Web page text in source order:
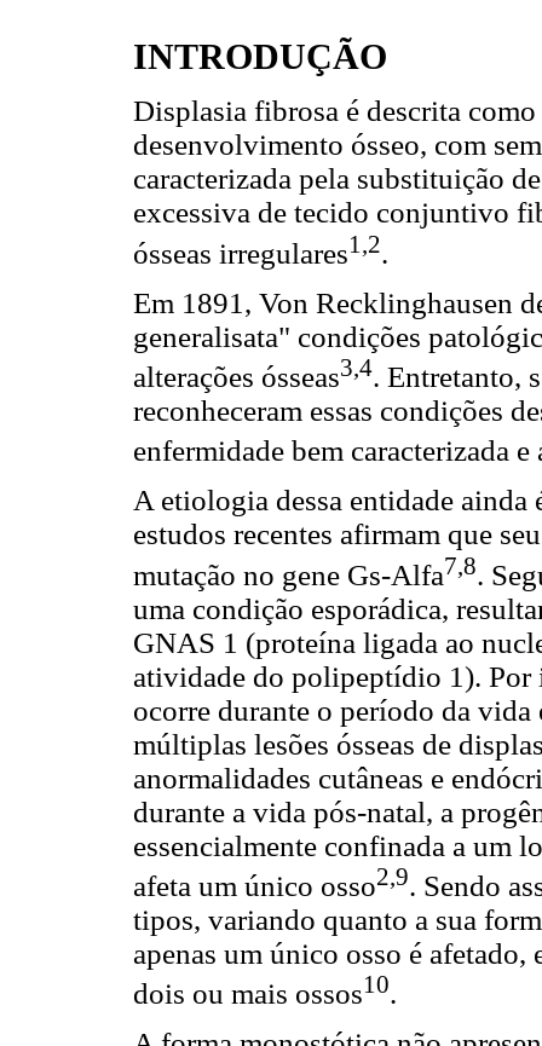
INTRODUÇÃO
Displasia fibrosa é descrita
desenvolvimento ósseo, com
caracterizada pela substituição
excessiva de tecido conjuntivo
ósseas irregulares1,2.
Em 1891, Von Recklinghausen
generalisata" condições
alterações ósseas3,4. Entretanto,
reconheceram essas condições
enfermidade bem caracterizada
A etiologia dessa entidade ainda
estudos recentes afirmam que
mutação no gene Gs-Alfa7,8.
uma condição esporádica,
GNAS 1 (proteína ligada ao
atividade do polipeptídio 1). Por
ocorre durante o período da vida
múltiplas lesões ósseas de
anormalidades cutâneas e
durante a vida pós-natal, a
essencialmente confinada a um
afeta um único osso2,9. Sendo
tipos, variando quanto a sua
apenas um único osso é
dois ou mais ossos10.